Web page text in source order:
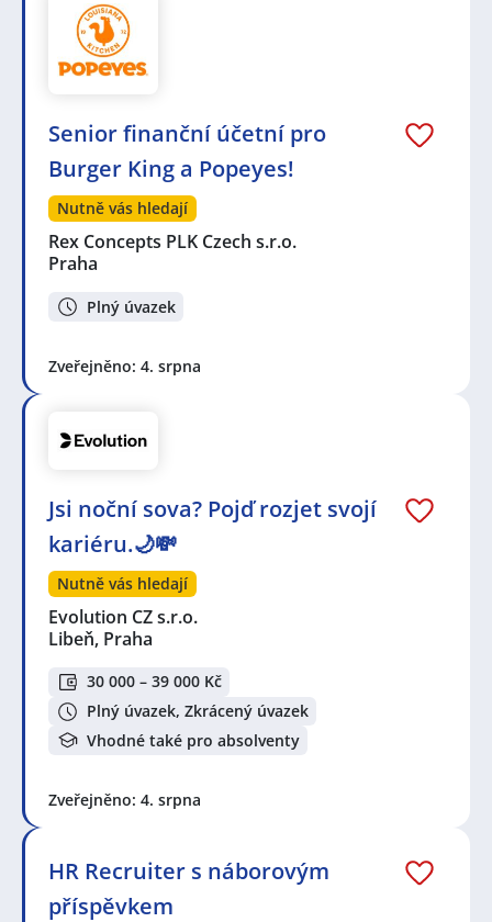
Senior finanční účetní pro
Burger King a Popeyes!
Nutně vás hledají
Rex Concepts PLK Czech s.r.o.
Praha
Plný úvazek
Zveřejněno: 4. srpna
Jsi noční sova? Pojď rozjet svojí
kariéru.🌙💸
Nutně vás hledají
Evolution CZ s.r.o.
Libeň, Praha
30 000 – 39 000 Kč
Plný úvazek, Zkrácený úvazek
Vhodné také pro absolventy
Zveřejněno: 4. srpna
HR Recruiter s náborovým
příspěvkem